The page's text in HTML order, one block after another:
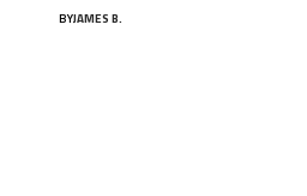
BYJAMES B.